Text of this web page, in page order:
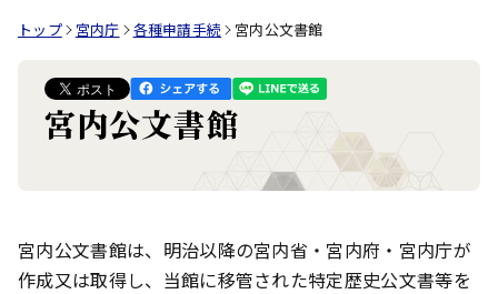
トップ 宮内庁 各種申請手続 宮内公文書館
宮内公文書館
宮内公文書館は、明治以降の宮内省・宮内府・宮内庁が
作成又は取得し、当館に移管された特定歴史公文書等を